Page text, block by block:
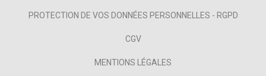
PROTECTION DE VOS DONNÉES PERSONNELLES - RGPD
CGV
MENTIONS LÉGALES